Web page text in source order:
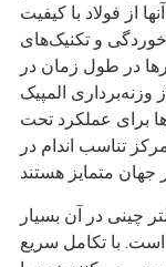
از فولاد با کیفیت
و تکنیک‌های
در طول زمان در
وزنه‌برداری المپیک
برای عملکرد تحت
تناسب اندام در
چینی در آن بسیار
با تکامل سریع